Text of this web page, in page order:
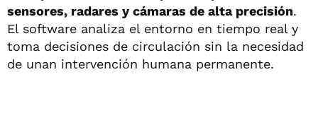
sensores, radares y cámaras de alta precisión.
El software analiza el entorno en tiempo real y
toma decisiones de circulación sin la necesidad
de unan intervención humana permanente.